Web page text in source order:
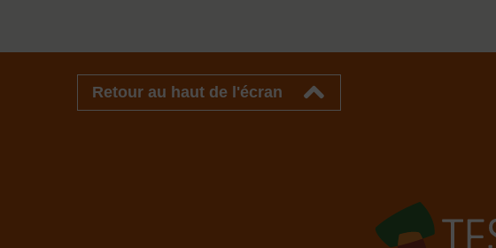
Retour au haut de l'écran